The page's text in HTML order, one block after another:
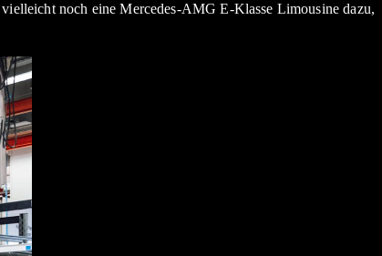
noch eine Mercedes-AMG E-Klasse Limousine dazu,